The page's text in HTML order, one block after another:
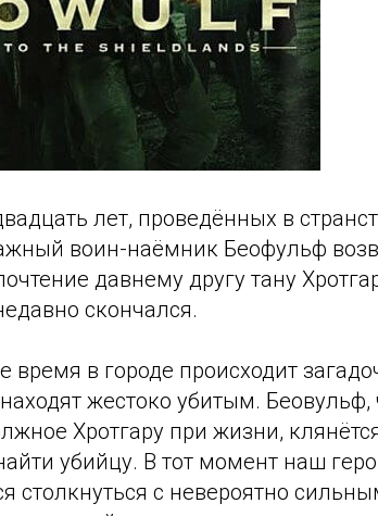
лет, проведённых в
воин-наёмник Беофульф
давнему другу тану
скончался.
время в городе происходит
жестоко убитым. Беовульф,
Хротгару при жизни,
убийцу. В тот момент наш
столкнуться с невероятно